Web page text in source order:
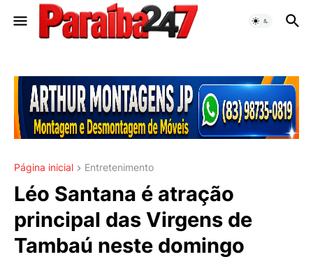
Página inicial Entretenimento
Léo Santana é atração
principal das Virgens de
Tambaú neste domingo